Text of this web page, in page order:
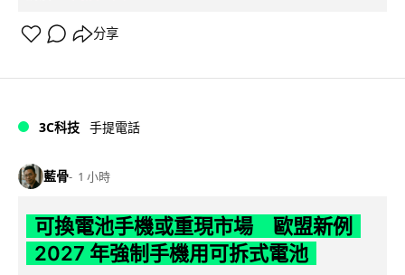
分享
3C科技 手提電話
藍骨 1 小時
可換電池手機或重現市場 歐盟新例
2027 年強制手機用可拆式電池